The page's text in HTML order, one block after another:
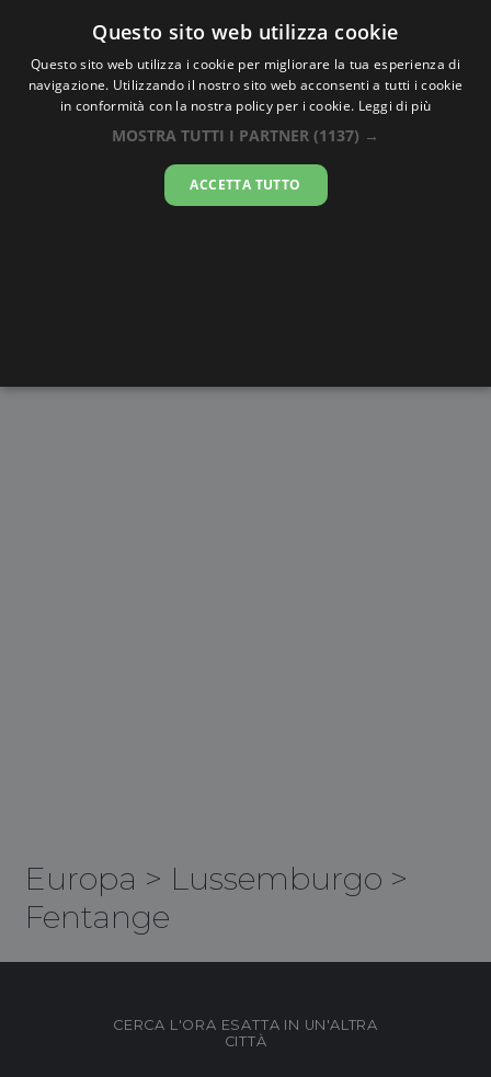
Oraesatta.co
Ora EsattaFentange
14:48:37
Europa > Lussemburgo >
Fentange
CERCA L'ORA ESATTA IN UN'ALTRA
CITTÀ
Questo sito web utilizza cookie
Questo sito web utilizza i cookie per migliorare la tua esperienza di
navigazione. Utilizzando il nostro sito web acconsenti a tutti i cookie
in conformità con la nostra policy per i cookie. Leggi di più
MOSTRA TUTTI I PARTNER (1137) →
ACCETTA TUTTO